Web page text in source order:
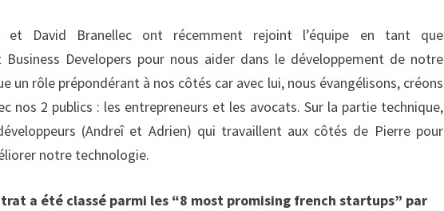
et David Branellec ont récemment rejoint l’équipe en tant que
Business Developers pour nous aider dans le développement de notre
un rôle prépondérant à nos côtés car avec lui, nous évangélisons, créons
nos 2 publics : les entrepreneurs et les avocats. Sur la partie technique,
(Andreî et Adrien) qui travaillent aux côtés de Pierre pour
notre technologie.
a été classé parmi les “8 most promising french startups” par